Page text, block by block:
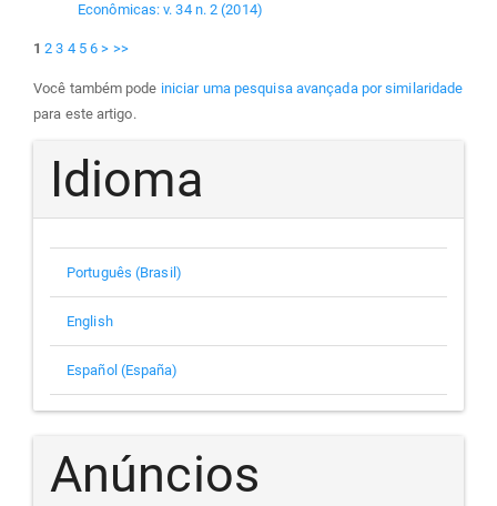
Econômicas: v. 34 n. 2 (2014)
1 2 3 4 5 6 > >>
Você também pode iniciar uma pesquisa avançada por similaridade
para este artigo.
Idioma
Português (Brasil)
English
Español (España)
Anúncios